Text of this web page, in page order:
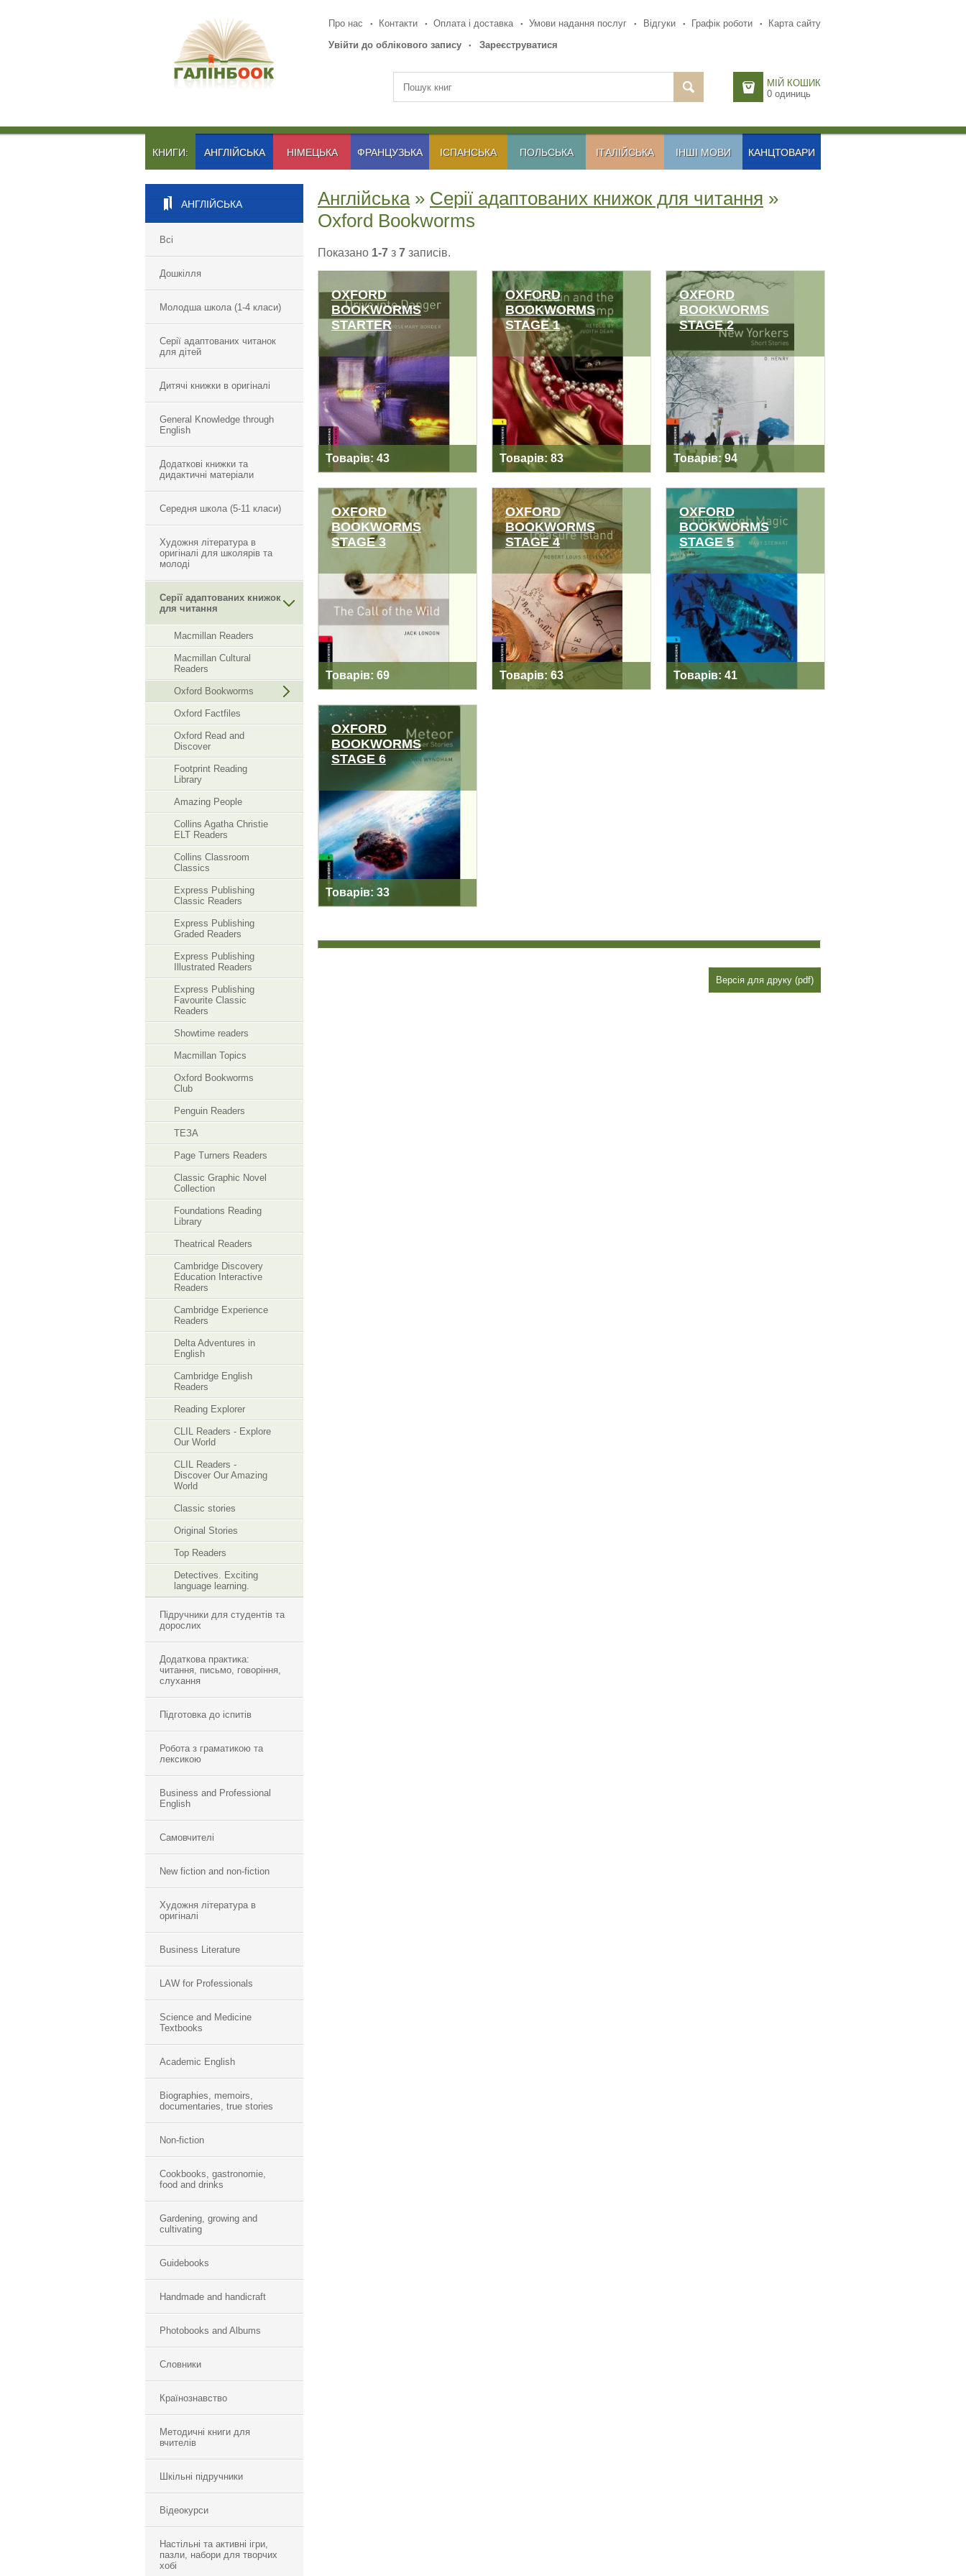
Про нас Контакти Оплата і доставка Умови надання послуг Відгуки Графік роботи
Карта сайту
Увійти до облікового запису
Зареєструватися
МІЙ КОШИК
0 одиниць
КНИГИ: АНГЛІЙСЬКА НІМЕЦЬКА ФРАНЦУЗЬКА ІСПАНСЬКА ПОЛЬСЬКА ІТАЛІЙСЬКА ІНШІ МОВИ КАНЦТОВАРИ
АНГЛІЙСЬКА
Всі
Дошкілля
Молодша школа (1-4 класи)
Серії адаптованих читанок
для дітей
Дитячі книжки в оригіналі
General Knowledge through
English
Додаткові книжки та
дидактичні матеріали
Середня школа (5-11 класи)
Художня література в
оригіналі для школярів та
молоді
Серії адаптованих книжок
для читання
Macmillan Readers
Macmillan Cultural
Readers
Oxford Bookworms
Oxford Factfiles
Oxford Read and
Discover
Footprint Reading
Library
Amazing People
Collins Agatha Christie
ELT Readers
Collins Classroom
Classics
Express Publishing
Classic Readers
Express Publishing
Graded Readers
Express Publishing
Illustrated Readers
Express Publishing
Favourite Classic
Readers
Showtime readers
Macmillan Topics
Oxford Bookworms
Club
Penguin Readers
ТЕЗА
Page Turners Readers
Classic Graphic Novel
Collection
Foundations Reading
Library
Theatrical Readers
Cambridge Discovery
Education Interactive
Readers
Cambridge Experience
Readers
Delta Adventures in
English
Cambridge English
Readers
Reading Explorer
CLIL Readers - Explore
Our World
CLIL Readers -
Discover Our Amazing
World
Classic stories
Original Stories
Top Readers
Detectives. Exciting
language learning.
Підручники для студентів та
дорослих
Додаткова практика:
читання, письмо, говоріння,
слухання
Підготовка до іспитів
Робота з граматикою та
лексикою
Business and Professional
English
Самовчителі
New fiction and non-fiction
Художня література в
оригіналі
Business Literature
LAW for Professionals
Science and Medicine
Textbooks
Academic English
Biographies, memoirs,
documentaries, true stories
Non-fiction
Cookbooks, gastronomie,
food and drinks
Gardening, growing and
cultivating
Guidebooks
Handmade and handicraft
Photobooks and Albums
Словники
Країнознавство
Методичні книги для
вчителів
Шкільні підручники
Відеокурси
Настільні та активні ігри,
пазли, набори для творчих
хобі
Англійська» Серії адаптованих книжок для читання »
Oxford Bookworms
Показано 1-7 з 7 записів.
OXFORD
BOOKWORMS
STARTER
Товарів: 43
OXFORD
BOOKWORMS
STARTER
OXFORD
BOOKWORMS
STAGE 1
Товарів: 83
OXFORD
BOOKWORMS
STAGE 1
OXFORD
BOOKWORMS
STAGE 2
Товарів: 94
OXFORD
BOOKWORMS
STAGE 2
OXFORD
BOOKWORMS
STAGE 3
Товарів: 69
OXFORD
BOOKWORMS
STAGE 3
OXFORD
BOOKWORMS
STAGE 4
Товарів: 63
OXFORD
BOOKWORMS
STAGE 4
OXFORD
BOOKWORMS
STAGE 5
Товарів: 41
OXFORD
BOOKWORMS
STAGE 5
OXFORD
BOOKWORMS
STAGE 6
Товарів: 33
OXFORD
BOOKWORMS
STAGE 6
Версія для друку (pdf)